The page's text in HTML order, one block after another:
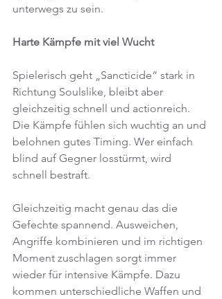
unterwegs zu sein.
Harte Kämpfe mit viel Wucht
Spielerisch geht „Sancticide“ stark in
Richtung Soulslike, bleibt aber
gleichzeitig schnell und actionreich.
Die Kämpfe fühlen sich wuchtig an und
belohnen gutes Timing. Wer einfach
blind auf Gegner losstürmt, wird
schnell bestraft.
Gleichzeitig macht genau das die
Gefechte spannend. Ausweichen,
Angriffe kombinieren und im richtigen
Moment zuschlagen sorgt immer
wieder für intensive Kämpfe. Dazu
kommen unterschiedliche Waffen und